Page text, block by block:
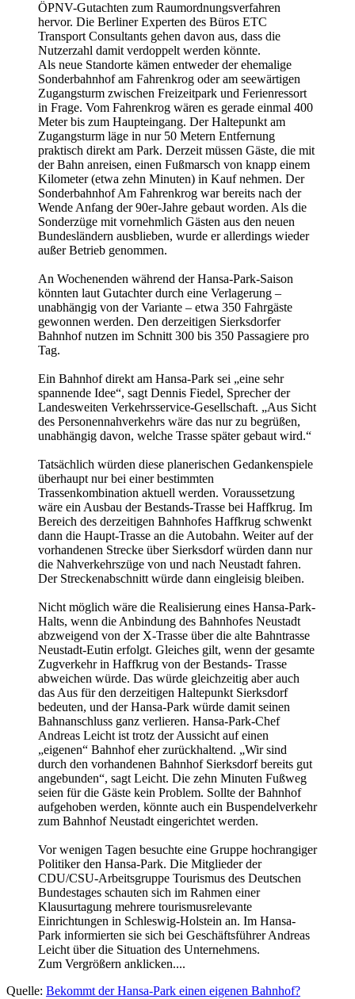
ÖPNV-Gutachten zum Raumordnungsverfahren
hervor. Die Berliner Experten des Büros ETC
Transport Consultants gehen davon aus, dass die
Nutzerzahl damit verdoppelt werden könnte.
Als neue Standorte kämen entweder der ehemalige
Sonderbahnhof am Fahrenkrog oder am seewärtigen
Zugangsturm zwischen Freizeitpark und Ferienressort
in Frage. Vom Fahrenkrog wären es gerade einmal 400
Meter bis zum Haupteingang. Der Haltepunkt am
Zugangsturm läge in nur 50 Metern Entfernung
praktisch direkt am Park. Derzeit müssen Gäste, die mit
der Bahn anreisen, einen Fußmarsch von knapp einem
Kilometer (etwa zehn Minuten) in Kauf nehmen. Der
Sonderbahnhof Am Fahrenkrog war bereits nach der
Wende Anfang der 90er-Jahre gebaut worden. Als die
Sonderzüge mit vornehmlich Gästen aus den neuen
Bundesländern ausblieben, wurde er allerdings wieder
außer Betrieb genommen.
An Wochenenden während der Hansa-Park-Saison
könnten laut Gutachter durch eine Verlagerung –
unabhängig von der Variante – etwa 350 Fahrgäste
gewonnen werden. Den derzeitigen Sierksdorfer
Bahnhof nutzen im Schnitt 300 bis 350 Passagiere pro
Tag.
Ein Bahnhof direkt am Hansa-Park sei „eine sehr
spannende Idee“, sagt Dennis Fiedel, Sprecher der
Landesweiten Verkehrsservice-Gesellschaft. „Aus Sicht
des Personennahverkehrs wäre das nur zu begrüßen,
unabhängig davon, welche Trasse später gebaut wird.“
Tatsächlich würden diese planerischen Gedankenspiele
überhaupt nur bei einer bestimmten
Trassenkombination aktuell werden. Voraussetzung
wäre ein Ausbau der Bestands-Trasse bei Haffkrug. Im
Bereich des derzeitigen Bahnhofes Haffkrug schwenkt
dann die Haupt-Trasse an die Autobahn. Weiter auf der
vorhandenen Strecke über Sierksdorf würden dann nur
die Nahverkehrszüge von und nach Neustadt fahren.
Der Streckenabschnitt würde dann eingleisig bleiben.
Nicht möglich wäre die Realisierung eines Hansa-Park-
Halts, wenn die Anbindung des Bahnhofes Neustadt
abzweigend von der X-Trasse über die alte Bahntrasse
Neustadt-Eutin erfolgt. Gleiches gilt, wenn der gesamte
Zugverkehr in Haffkrug von der Bestands- Trasse
abweichen würde. Das würde gleichzeitig aber auch
das Aus für den derzeitigen Haltepunkt Sierksdorf
bedeuten, und der Hansa-Park würde damit seinen
Bahnanschluss ganz verlieren. Hansa-Park-Chef
Andreas Leicht ist trotz der Aussicht auf einen
„eigenen“ Bahnhof eher zurückhaltend. „Wir sind
durch den vorhandenen Bahnhof Sierksdorf bereits gut
angebunden“, sagt Leicht. Die zehn Minuten Fußweg
seien für die Gäste kein Problem. Sollte der Bahnhof
aufgehoben werden, könnte auch ein Buspendelverkehr
zum Bahnhof Neustadt eingerichtet werden.
Vor wenigen Tagen besuchte eine Gruppe hochrangiger
Politiker den Hansa-Park. Die Mitglieder der
CDU/CSU-Arbeitsgruppe Tourismus des Deutschen
Bundestages schauten sich im Rahmen einer
Klausurtagung mehrere tourismusrelevante
Einrichtungen in Schleswig-Holstein an. Im Hansa-
Park informierten sie sich bei Geschäftsführer Andreas
Leicht über die Situation des Unternehmens.
Zum Vergrößern anklicken....
Quelle: Bekommt der Hansa-Park einen eigenen Bahnhof?